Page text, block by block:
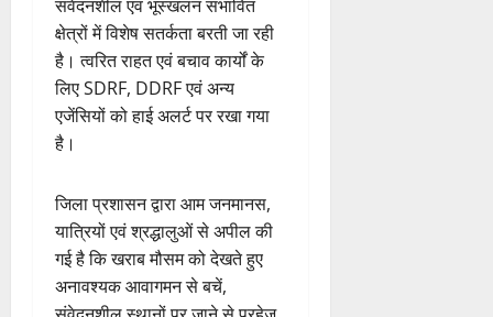
संवेदनशील एवं भूस्खलन संभावित
क्षेत्रों में विशेष सतर्कता बरती जा रही
है। त्वरित राहत एवं बचाव कार्यों के
लिए SDRF, DDRF एवं अन्य
एजेंसियों को हाई अलर्ट पर रखा गया
है।
जिला प्रशासन द्वारा आम जनमानस,
यात्रियों एवं श्रद्धालुओं से अपील की
गई है कि खराब मौसम को देखते हुए
अनावश्यक आवागमन से बचें,